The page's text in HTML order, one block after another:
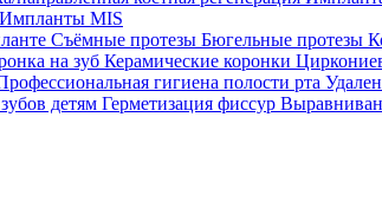
Импланты MIS
Съёмные протезы Бюгельные протезы
на зуб Керамические коронки
гигиена полости рта
детям Герметизация фиссур